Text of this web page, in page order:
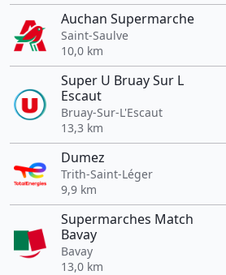
Auchan Supermarche
Saint-Saulve
10,0 km
Super U Bruay Sur L
Escaut
Bruay-Sur-L'Escaut
13,3 km
Dumez
Trith-Saint-Léger
9,9 km
Supermarches Match
Bavay
Bavay
13,0 km